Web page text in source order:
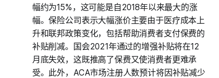
幅约为15%，这可能是自2018年以来最大的涨
幅。保险公司表示大幅涨价主要由于医疗成本上
升和联邦政策变化，包括帮助消费者支付保费的
补贴削减。国会2021年通过的增强补贴将在12
月底失效，这既推高了保费又使消费者更难承
受。此外，ACA市场注册人数预计将因补贴减少